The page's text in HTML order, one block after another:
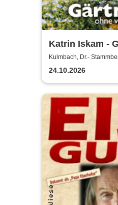
Katrin Iskam -
viel Geschiss
Kulmbach, Dr.-
24.10.2026